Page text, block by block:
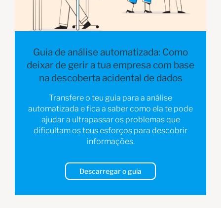
Guia de análise automatizada: Como
deixar de gerir a tua empresa com base
na descoberta acidental de dados
Transfere o teu guia para a análise
automatizada e fica a saber como ela te pode
ajudar a ultrapassar os problemas que
dificultam os teus esforços para descobrir
informações.
Descarregar o guia